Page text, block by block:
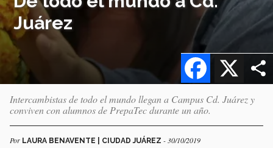
Juárez
X
Facebook
Intercambistas de todo el mundo llegan a Campus Cd. Juárez y
conviven con alumnos de PrepaTec durante un año.
Por LAURA BENAVENTE | CIUDAD JUÁREZ - 30/10/2019